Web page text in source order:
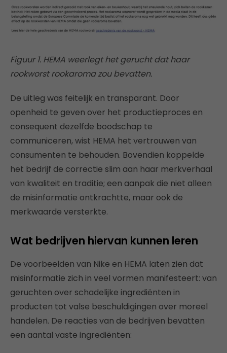
Figuur 1. HEMA weerlegt het gerucht dat haar
rookworst rookaroma zou bevatten.
De uitleg was feitelijk en transparant. Door
openheid te geven over het productieproces en
consequent dezelfde boodschap te
communiceren, wist HEMA het vertrouwen van
consumenten te behouden. Bovendien koppelde
het bedrijf de correctie slim aan haar merkverhaal
van kwaliteit en traditie; een aanpak die niet alleen
de misinformatie ontkrachtte, maar ook de
merkwaarde versterkte.
Wat bedrijven hiervan kunnen leren
De voorbeelden van Nike en HEMA laten zien dat
misinformatie zich in veel vormen manifesteert: van
geruchten over schadelijke ingrediënten in
producten tot valse beschuldigingen over moreel
handelen. De reacties van de bedrijven bevatten
een aantal vaste ingrediënten: